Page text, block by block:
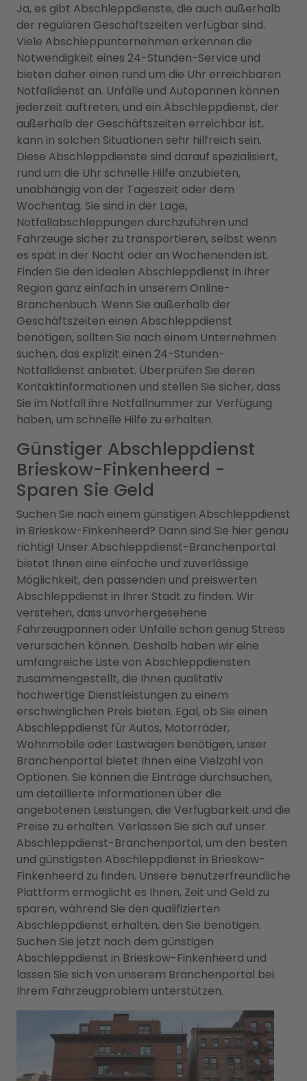
Ja, es gibt Abschleppdienste, die auch außerhalb
der regulären Geschäftszeiten verfügbar sind.
Viele Abschleppunternehmen erkennen die
Notwendigkeit eines 24-Stunden-Service und
bieten daher einen rund um die Uhr erreichbaren
Notfalldienst an. Unfälle und Autopannen können
jederzeit auftreten, und ein Abschleppdienst, der
außerhalb der Geschäftszeiten erreichbar ist,
kann in solchen Situationen sehr hilfreich sein.
Diese Abschleppdienste sind darauf spezialisiert,
rund um die Uhr schnelle Hilfe anzubieten,
unabhängig von der Tageszeit oder dem
Wochentag. Sie sind in der Lage,
Notfallabschleppungen durchzuführen und
Fahrzeuge sicher zu transportieren, selbst wenn
es spät in der Nacht oder an Wochenenden ist.
Finden Sie den idealen Abschleppdienst in Ihrer
Region ganz einfach in unserem Online-
Branchenbuch. Wenn Sie außerhalb der
Geschäftszeiten einen Abschleppdienst
benötigen, sollten Sie nach einem Unternehmen
suchen, das explizit einen 24-Stunden-
Notfalldienst anbietet. Überprüfen Sie deren
Kontaktinformationen und stellen Sie sicher, dass
Sie im Notfall ihre Notfallnummer zur Verfügung
haben, um schnelle Hilfe zu erhalten.
Günstiger Abschleppdienst
Brieskow-Finkenheerd -
Sparen Sie Geld
Suchen Sie nach einem günstigen Abschleppdienst
in Brieskow-Finkenheerd? Dann sind Sie hier genau
richtig! Unser Abschleppdienst-Branchenportal
bietet Ihnen eine einfache und zuverlässige
Möglichkeit, den passenden und preiswerten
Abschleppdienst in Ihrer Stadt zu finden. Wir
verstehen, dass unvorhergesehene
Fahrzeugpannen oder Unfälle schon genug Stress
verursachen können. Deshalb haben wir eine
umfangreiche Liste von Abschleppdiensten
zusammengestellt, die Ihnen qualitativ
hochwertige Dienstleistungen zu einem
erschwinglichen Preis bieten. Egal, ob Sie einen
Abschleppdienst für Autos, Motorräder,
Wohnmobile oder Lastwagen benötigen, unser
Branchenportal bietet Ihnen eine Vielzahl von
Optionen. Sie können die Einträge durchsuchen,
um detaillierte Informationen über die
angebotenen Leistungen, die Verfügbarkeit und die
Preise zu erhalten. Verlassen Sie sich auf unser
Abschleppdienst-Branchenportal, um den besten
und günstigsten Abschleppdienst in Brieskow-
Finkenheerd zu finden. Unsere benutzerfreundliche
Plattform ermöglicht es Ihnen, Zeit und Geld zu
sparen, während Sie den qualifizierten
Abschleppdienst erhalten, den Sie benötigen.
Suchen Sie jetzt nach dem günstigen
Abschleppdienst in Brieskow-Finkenheerd und
lassen Sie sich von unserem Branchenportal bei
Ihrem Fahrzeugproblem unterstützen.